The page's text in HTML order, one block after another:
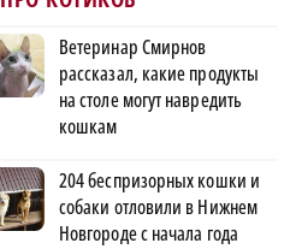
Ветеринар Смирнов
рассказал, какие продукты
на столе могут навредить
кошкам
204 беспризорных кошки и
собаки отловили в Нижнем
Новгороде с начала года